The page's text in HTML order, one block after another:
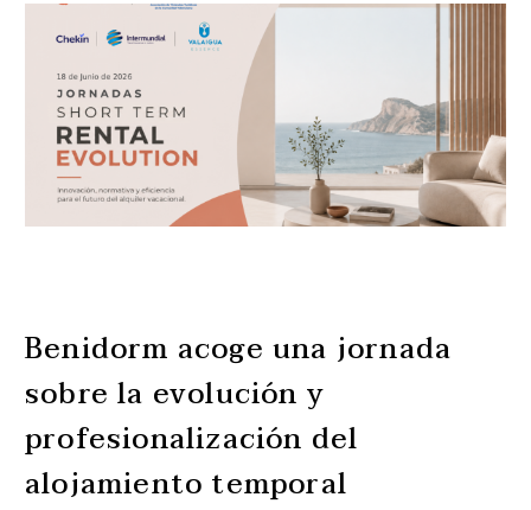
Benidorm acoge una jornada
sobre la evolución y
profesionalización del
alojamiento temporal